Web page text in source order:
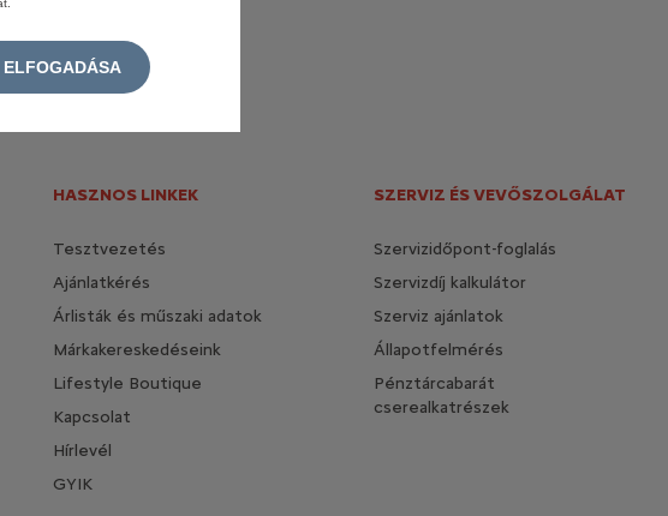
HASZNOS LINKEK
Tesztvezetés
Ajánlatkérés
Árlisták és műszaki adatok
Márkakereskedéseink
Lifestyle Boutique
Kapcsolat
Hírlevél
GYIK
SZERVIZ ÉS VEVŐSZOLGÁLAT
Szervizidőpont-foglalás
Szervizdíj kalkulátor
Szerviz ajánlatok
Állapotfelmérés
Pénztárcabarát
cserealkatrészek
ELFOGADÁSA